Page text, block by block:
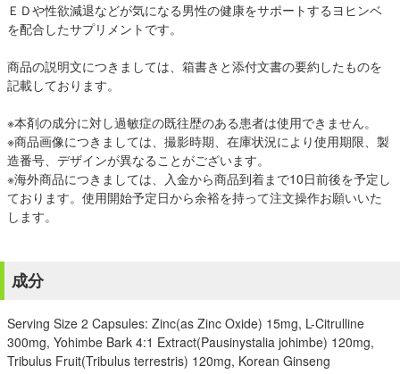
ＥＤや性欲減退などが気になる男性の健康をサポートするヨヒンベ
を配合したサプリメントです。
商品の説明文につきましては、箱書きと添付文書の要約したものを
記載しております。
※本剤の成分に対し過敏症の既往歴のある患者は使用できません。
※商品画像につきましては、撮影時期、在庫状況により使用期限、製
造番号、デザインが異なることがございます。
※海外商品につきましては、入金から商品到着まで10日前後を予定し
ております。使用開始予定日から余裕を持って注文操作お願いいた
します。
成分
Serving Size 2 Capsules: Zinc(as Zinc Oxide) 15mg, L-Citrulline
300mg, Yohimbe Bark 4:1 Extract(Pausinystalia johimbe) 120mg,
Tribulus Fruit(Tribulus terrestris) 120mg, Korean Ginseng